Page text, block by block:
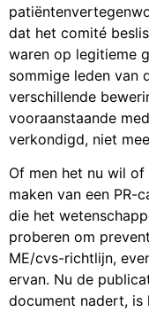
dat het comité
waren op legitieme
sommige leden van
verschillende
vooraanstaande
verkondigd, niet
Of men het nu wil
maken van een PR-
die het
proberen om
ME/cvs-richtlijn,
ervan. Nu de
document nadert, is